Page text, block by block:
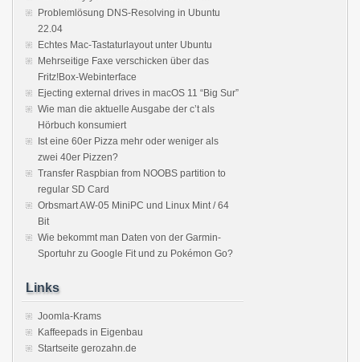
Problemlösung DNS-Resolving in Ubuntu
22.04
Echtes Mac-Tastaturlayout unter Ubuntu
Mehrseitige Faxe verschicken über das
Fritz!Box-Webinterface
Ejecting external drives in macOS 11 “Big Sur”
Wie man die aktuelle Ausgabe der c’t als
Hörbuch konsumiert
Ist eine 60er Pizza mehr oder weniger als
zwei 40er Pizzen?
Transfer Raspbian from NOOBS partition to
regular SD Card
Orbsmart AW-05 MiniPC und Linux Mint / 64
Bit
Wie bekommt man Daten von der Garmin-
Sportuhr zu Google Fit und zu Pokémon Go?
Links
Joomla-Krams
Kaffeepads in Eigenbau
Startseite gerozahn.de